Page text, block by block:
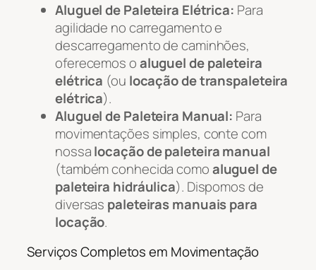
Aluguel de Paleteira Elétrica: Para
agilidade no carregamento e
descarregamento de caminhões,
oferecemos oaluguel de paleteira
elétrica (ou locação de transpaleteira
elétrica).
Aluguel de Paleteira Manual: Para
movimentações simples, conte com
nossalocação de paleteira manual
(também conhecida comoaluguel de
paleteira hidráulica). Dispomos de
diversas paleteiras manuais para
locação.
Serviços Completos em Movimentação